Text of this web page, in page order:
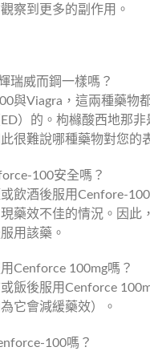
察到更多的副作用。
瑞威而鋼一樣嗎？
與Viagra，這兩種藥物
）的。枸櫞酸西地那非
很難說哪種藥物對您的
100安全嗎？
飲酒後服用Cenfore-
藥效不佳的情況。因此
用該藥。
Cenforce 100mg嗎？
飯後服用Cenforce
它會減緩藥效）。
100嗎？